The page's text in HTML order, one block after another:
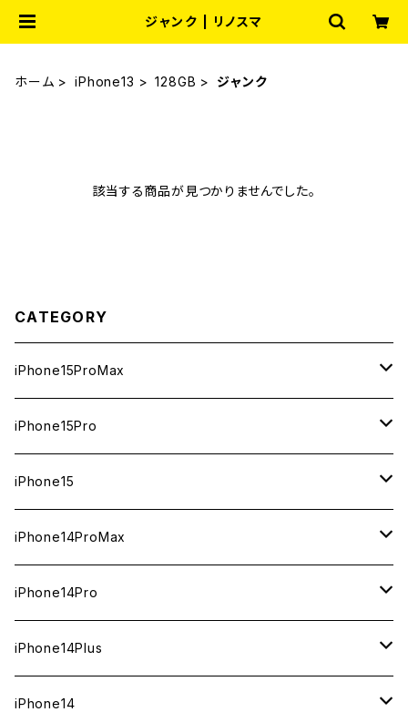
ジャンク | リノスマ
ホーム iPhone13 128GB ジャンク
該当する商品が見つかりませんでした。
CATEGORY
iPhone15ProMax
1TB
新品
中古（整備済み）
512GB
新品
中古（整備済み）
256GB
新品
中古（整備済み）
iPhone15Pro
1TB
新品
中古（整備済み）
512GB
新品
中古（整備済み）
256GB
新品
中古（整備済み）
128GB
新品
iPhone15
512GB
新品
中古（整備済み）
256GB
新品
中古（整備済み）
128GB
新品
iPhone14ProMax
1TB
新品
中古（整備済み）
512GB
新品
256GB
iPhone14Pro
1TB
新品
512GB
iPhone14Plus
512GB
iPhone14